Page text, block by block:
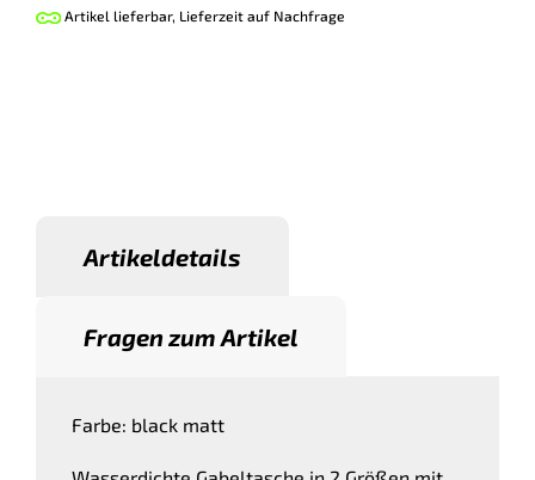
Artikel lieferbar, Lieferzeit auf Nachfrage
Artikeldetails
Fragen zum Artikel
Farbe: black matt